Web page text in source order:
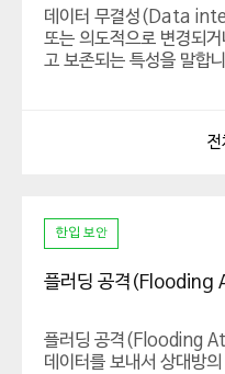
데이터 무결성(Data
또는 의도적으로 변경되
고 보존되는 특성을 말합
며, 종류에는 개체 무결성
전
한입 보안
플러딩 공격(Flooding
플러딩 공격(Flooding
데이터를 보내서 상대방